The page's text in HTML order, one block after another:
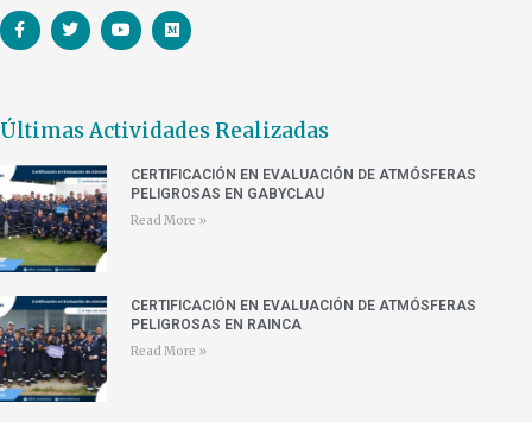
Últimas Actividades Realizadas
CERTIFICACIÓN EN EVALUACIÓN DE ATMÓSFERAS
PELIGROSAS EN GABYCLAU
Read More »
CERTIFICACIÓN EN EVALUACIÓN DE ATMÓSFERAS
PELIGROSAS EN RAINCA
Read More »